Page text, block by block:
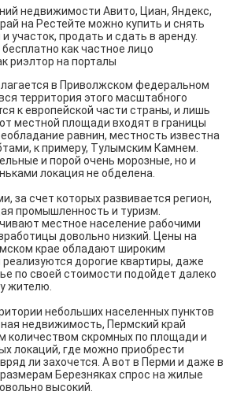
недвижимости Авито, Циан, Яндекс,
на Рестейте можно купить и снять
участок, продать и сдать в аренду.
как частное лицо
риэлтор на порталы
в Приволжском федеральном
территория этого масштабного
к европейской части страны, и лишь
местной площади входят в границы
равнин, местность известна
к примеру, Тулымским Камнем.
и порой очень морозные, но и
локация не обделена.
за счет которых развивается регион,
промышленность и туризм.
местное население рабочими
довольно низкий. Цены на
крае обладают широким
дорогие квартиры, даже
по своей стоимости подойдет далеко
жителю.
небольших населенных пунктов
недвижимость, Пермский край
количеством скромных по площади и
локаций, где можно приобрести
ли захочется. А вот в Перми и даже в
Березняках спрос на жилые
высокий.